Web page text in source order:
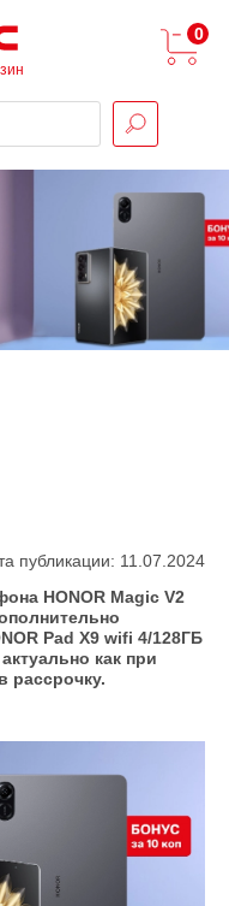
0
публикации: 11.07.2024
HONOR Magic V2
Pad X9 wifi 4/128ГБ
как при
рассрочку.